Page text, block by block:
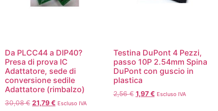
Da PLCC44 a DIP40?
Presa di prova IC
Adattatore, sede di
conversione sedile
Adattatore (rimbalzo)
30,08€ 21,79€ Escluso IVA
Testina DuPont 4 Pezzi,
passo 10P 2.54mm Spina
DuPont con guscio in
plastica
2,56€ 1,97€ Escluso IVA